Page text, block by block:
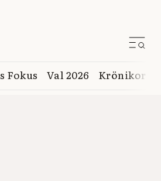
Fokus Val 2026 Krönikor